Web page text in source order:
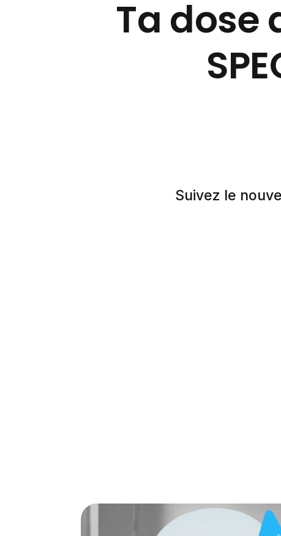
Ta dose
Suivez le